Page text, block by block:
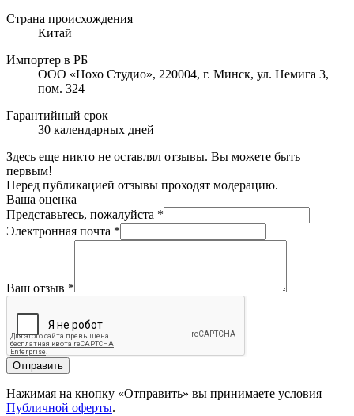
Страна происхождения
Китай
Импортер в РБ
ООО «Нохо Студио», 220004, г. Минск, ул. Немига 3,
пом. 324
Гарантийный срок
30 календарных дней
Здесь еще никто не оставлял отзывы. Вы можете быть
первым!
Перед публикацией отзывы проходят модерацию.
Ваша оценка
Представьтесь, пожалуйста *
Электронная почта *
Ваш отзыв *
Отправить
Нажимая на кнопку «Отправить» вы принимаете условия
Публичной оферты.